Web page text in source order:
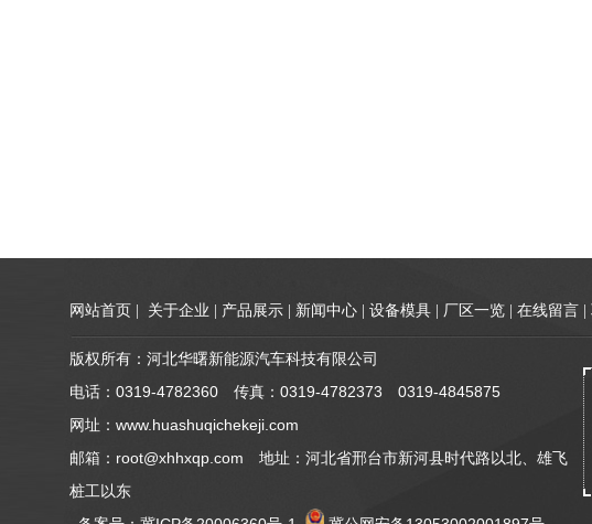
网站首页 关于企业 产品展示 新闻中心 设备模具 厂区一览 在线留言
版权所有：河北华曙新能源汽车科技有限公司
电话：0319-4782360 传真：0319-4782373 0319-4845875
网址：www.huashuqichekeji.com
邮箱：root@xhhxqp.com 地址：河北省邢台市新河县时代路以北、雄飞
桩工以东